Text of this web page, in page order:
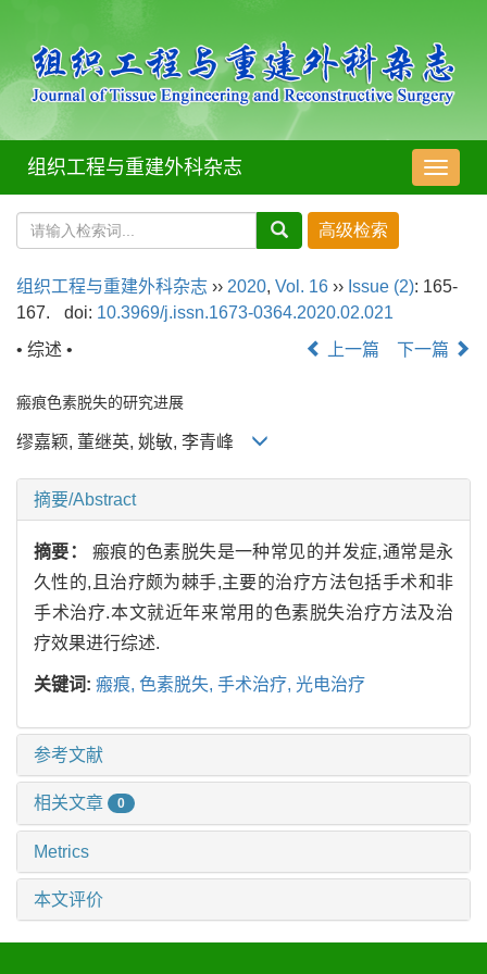
导
航
组织工程与重建外科杂志
组织工程与重建外科杂志 ›› 2020, Vol. 16 ›› Issue (2): 165-
167.
doi: 10.3969/j.issn.1673-0364.2020.02.021
• 综述 •
上一篇 下一篇
瘢痕色素脱失的研究进展
缪嘉颖, 董继英, 姚敏, 李青峰
摘要/Abstract
摘要： 瘢痕的色素脱失是一种常见的并发症,通常是永
久性的,且治疗颇为棘手,主要的治疗方法包括手术和非
手术治疗.本文就近年来常用的色素脱失治疗方法及治
疗效果进行综述.
关键词: 瘢痕, 色素脱失, 手术治疗, 光电治疗
参考文献
相关文章 0
Metrics
本文评价